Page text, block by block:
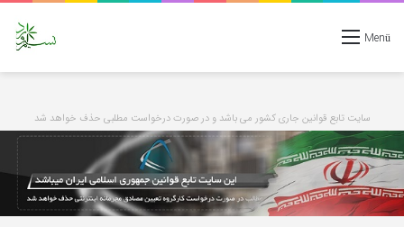
Menü
سایت تابع قوانین جاری کشور می باشد و در صورت درخواست مطلبی حذف خواهد شد